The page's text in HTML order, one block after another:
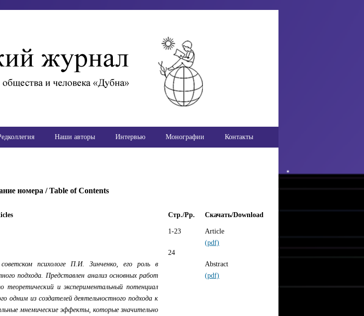
Наши авторы Интервью Монографии Контакты
номера / Table of Contents
Стр./Pp. Скачать/Download
психологе П.И. Зинченко, его роль в
подхода. Представлен анализ основных работ
и экспериментальный потенциал
одним из создателей деятельностного подхода к
мнемические эффекты, которые значительно
1-23
24
Article
(pdf)
Abstract
(pdf)